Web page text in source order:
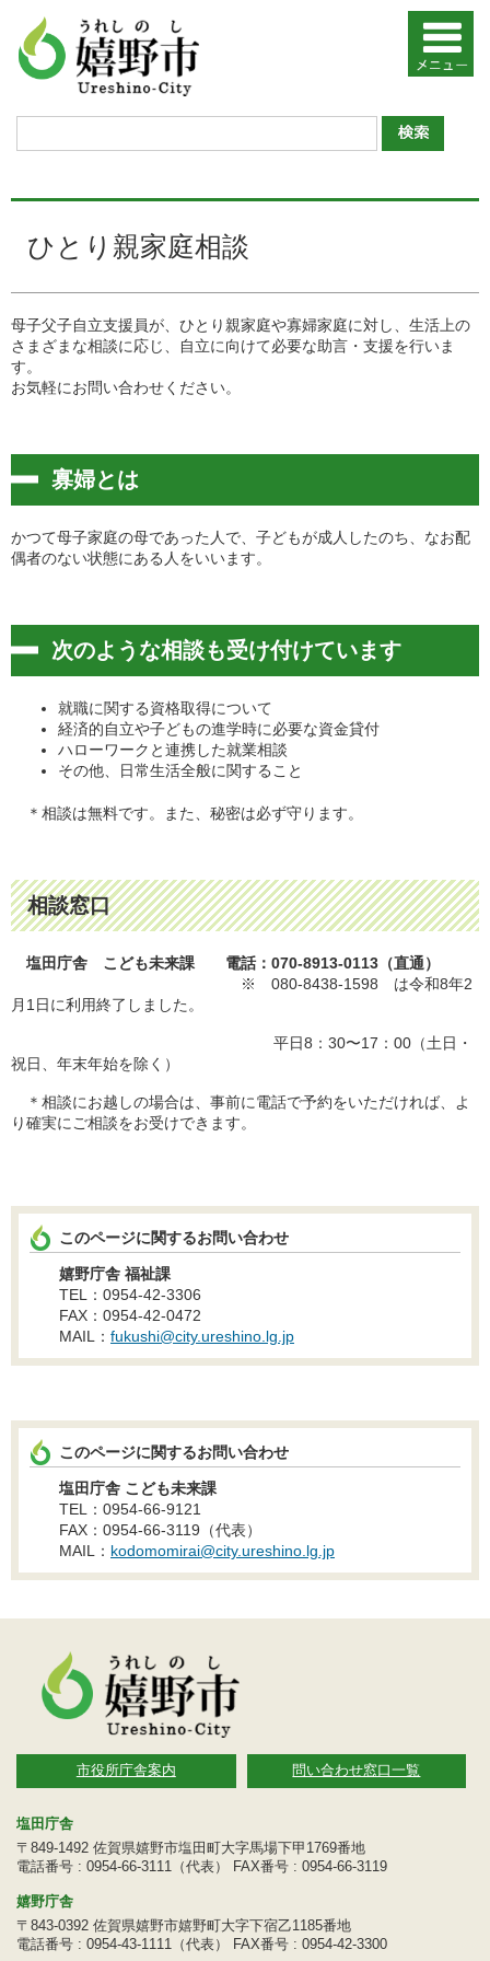
ひとり親家庭相談
母子父子自立支援員が、ひとり親家庭や寡婦家庭に対し、生活上の
さまざまな相談に応じ、自立に向けて必要な助言・支援を行いま
す。
お気軽にお問い合わせください。
寡婦とは
かつて母子家庭の母であった人で、子どもが成人したのち、なお配
偶者のない状態にある人をいいます。
次のような相談も受け付けています
就職に関する資格取得について
経済的自立や子どもの進学時に必要な資金貸付
ハローワークと連携した就業相談
その他、日常生活全般に関すること
＊相談は無料です。また、秘密は必ず守ります。
相談窓口
塩田庁舎 こども未来課
電話：070-8913-0113（直通）
※ 080-8438-1598 は令和8年2
月1日に利用終了しました。
平日8：30〜17：00（土日・
祝日、年末年始を除く）
＊相談にお越しの場合は、事前に電話で予約をいただければ、よ
り確実にご相談をお受けできます。
このページに関するお問い合わせ
嬉野庁舎 福祉課
TEL：0954-42-3306
FAX：0954-42-0472
MAIL： fukushi@city.ureshino.lg.jp
このページに関するお問い合わせ
塩田庁舎 こども未来課
TEL：0954-66-9121
FAX：0954-66-3119（代表）
MAIL： kodomomirai@city.ureshino.lg.jp
市役所庁舎案内 問い合わせ窓口一覧
塩田庁舎
〒849-1492 佐賀県嬉野市塩田町大字馬場下甲1769番地
電話番号 : 0954-66-3111（代表） FAX番号 : 0954-66-3119
嬉野庁舎
〒843-0392 佐賀県嬉野市嬉野町大字下宿乙1185番地
電話番号 : 0954-43-1111（代表） FAX番号 : 0954-42-3300